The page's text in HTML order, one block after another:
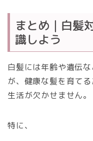
まとめ｜白髪
識しよう
白髪には年齢や遺伝
が、健康な髪を育て
生活が欠かせません。
特に、